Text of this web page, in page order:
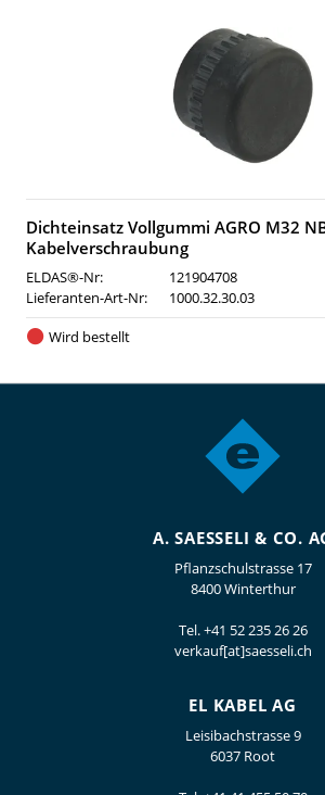
Dichteinsatz Vollgummi AGRO M32
Kabelverschraubung
ELDAS®-Nr:
121904708
Lieferanten-Art-Nr:
1000.32.30.03
Wird bestellt
A. SAESSELI & CO.
Pflanzschulstrasse 17
8400 Winterthur
Tel.+41 52 235 26 26
verkauf[at]saesseli.ch
EL KABEL AG
Leisibachstrasse 9
6037 Root